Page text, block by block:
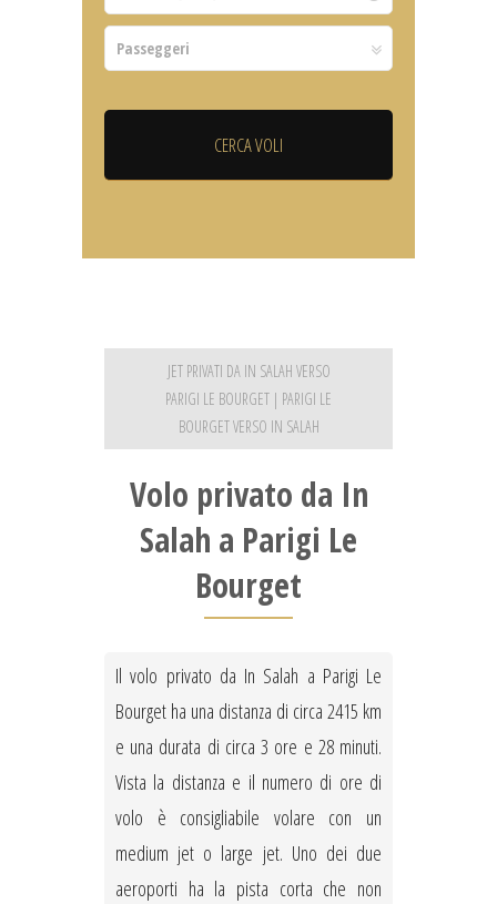
JET PRIVATI DA IN SALAH VERSO
PARIGI LE BOURGET | PARIGI LE
BOURGET VERSO IN SALAH
Volo privato da In
Salah a Parigi Le
Bourget
Il volo privato da In Salah a Parigi Le
Bourget ha una distanza di circa 2415 km
e una durata di circa 3 ore e 28 minuti.
Vista la distanza e il numero di ore di
volo è consigliabile volare con un
medium jet o large jet. Uno dei due
aeroporti ha la pista corta che non